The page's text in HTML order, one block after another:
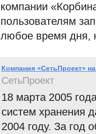
компании
пользователям
любое время дня,
Компания «СетьПроект»
СетьПроект
18 марта 2005
систем хранения
2004 году. За год